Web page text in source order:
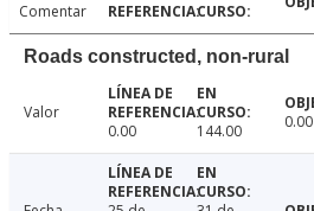
Comentar
Roads constructed, non-rural
Valor
0.00
144.00 0.00